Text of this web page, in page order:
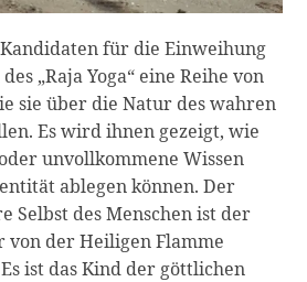
für die Einweihung
„Raja Yoga“ eine Reihe von
sie über die Natur des wahren
Es wird ihnen gezeigt, wie
unvollkommene Wissen
ablegen können. Der
Selbst des Menschen ist der
von der Heiligen Flamme
ist das Kind der göttlichen